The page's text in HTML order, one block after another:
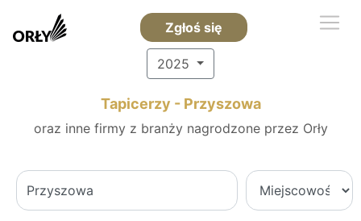
Zgłoś się
2025
Tapicerzy - Przyszowa
oraz inne firmy z branży nagrodzone przez Orły